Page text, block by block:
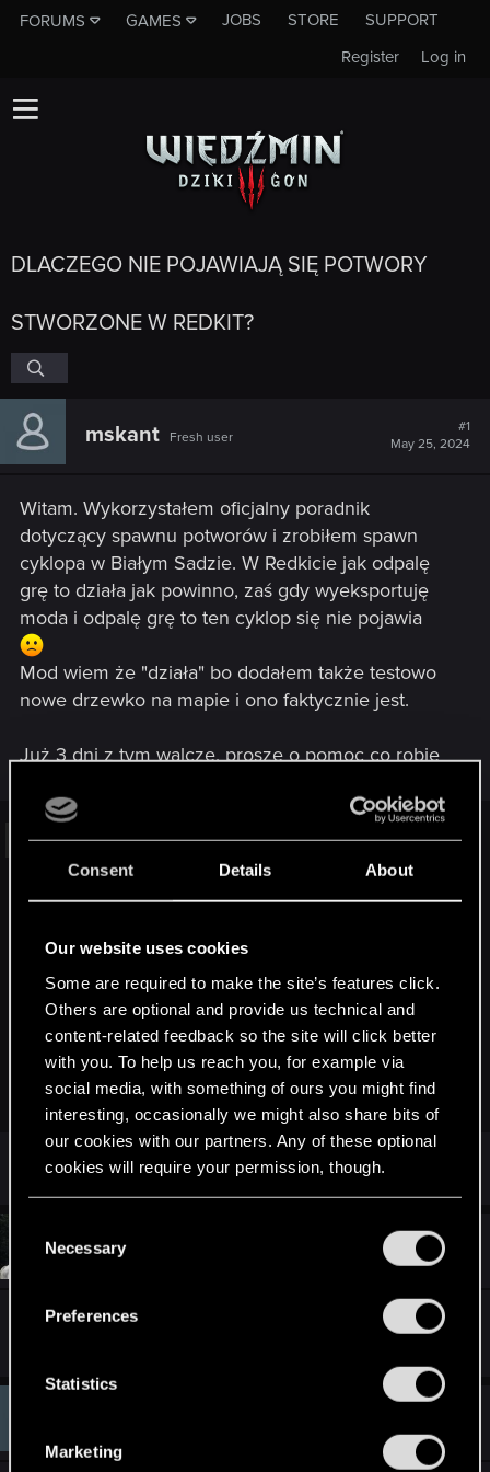
Consent Details About
Our website uses cookies
Some are required to make the site’s features click.
Others are optional and provide us technical and
content-related feedback so the site will click better
with you. To help us reach you, for example via
social media, with something of ours you might find
interesting, occasionally we might also share bits of
our cookies with our partners. Any of these optional
cookies will require your permission, though.
and tweak your preferences regarding them in the
Necessary
Preferences
Statistics
Marketing
FORUMS GAMES JOBS STORE
SUPPORT
Log in
Register
DLACZEGO NIE POJAWIAJĄ SIĘ POTWORY
STWORZONE W REDKIT?
mskant Fresh user
#1
May 25, 2024
Witam. Wykorzystałem oficjalny poradnik
dotyczący spawnu potworów i zrobiłem spawn
cyklopa w Białym Sadzie. W Redkicie jak odpalę
grę to działa jak powinno, zaś gdy wyeksportuję
moda i odpalę grę to ten cyklop się nie pojawia
Mod wiem że "działa" bo dodałem także testowo
nowe drzewko na mapie i ono faktycznie jest.
Już 3 dni z tym walczę, proszę o pomoc co robię
Redkit.mp4 and 2 other files
Visit this link to download: Redkit.mp4 and 2 other files
files.fm
internator69
Jul 23, 2024
rozwiązałeś problem?
Jul 25, 2024